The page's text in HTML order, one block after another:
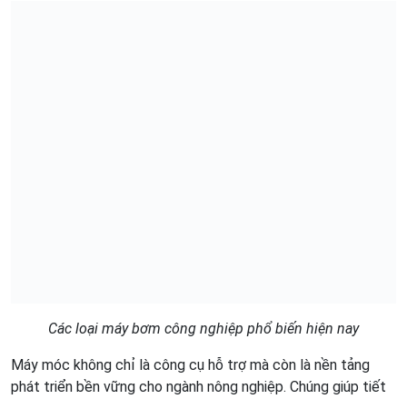
Các loại máy bơm công nghiệp phổ biến hiện nay
Máy móc không chỉ là công cụ hỗ trợ mà còn là nền tảng
phát triển bền vững cho ngành nông nghiệp. Chúng giúp tiết